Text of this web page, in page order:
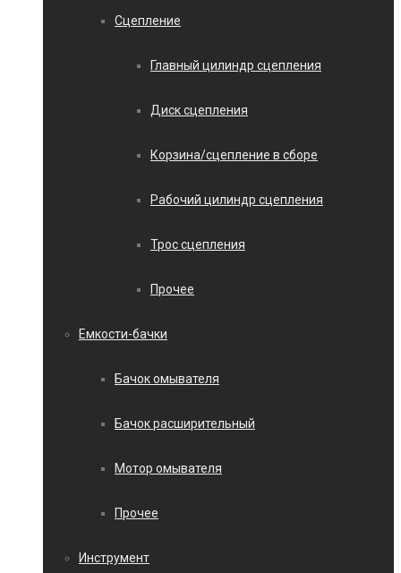
Сцепление
Главный цилиндр сцепления
Диск сцепления
Корзина/сцепление в сборе
Рабочий цилиндр сцепления
Трос сцепления
Прочее
Емкости-бачки
Бачок омывателя
Бачок расширительный
Мотор омывателя
Прочее
Инструмент